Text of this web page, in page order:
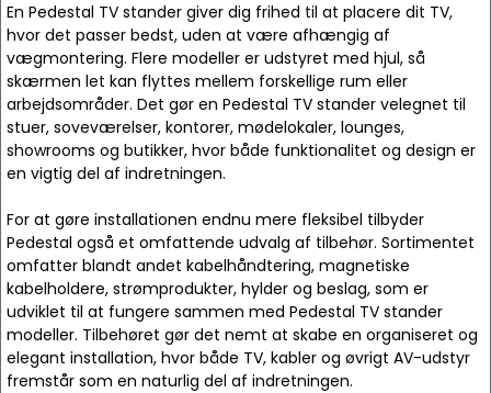
En Pedestal TV stander giver dig frihed til at placere dit TV,
hvor det passer bedst, uden at være afhængig af
vægmontering. Flere modeller er udstyret med hjul, så
skærmen let kan flyttes mellem forskellige rum eller
arbejdsområder. Det gør en Pedestal TV stander velegnet til
stuer, soveværelser, kontorer, mødelokaler, lounges,
showrooms og butikker, hvor både funktionalitet og design er
en vigtig del af indretningen.
For at gøre installationen endnu mere fleksibel tilbyder
Pedestal også et omfattende udvalg af tilbehør. Sortimentet
omfatter blandt andet kabelhåndtering, magnetiske
kabelholdere, strømprodukter, hylder og beslag, som er
udviklet til at fungere sammen med Pedestal TV stander
modeller. Tilbehøret gør det nemt at skabe en organiseret og
elegant installation, hvor både TV, kabler og øvrigt AV-udstyr
fremstår som en naturlig del af indretningen.